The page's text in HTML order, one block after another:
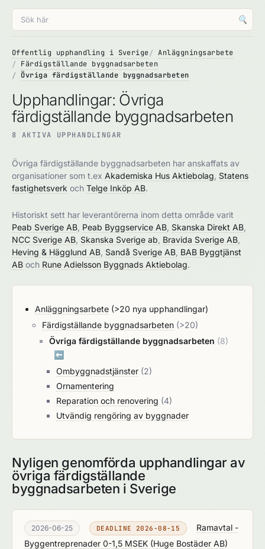
🔍
Offentlig upphandling i Sverige
Anläggningsarbete
Färdigställande byggnadsarbeten
Övriga färdigställande byggnadsarbeten
Upphandlingar: Övriga
färdigställande byggnadsarbeten
8 AKTIVA UPPHANDLINGAR
Övriga färdigställande byggnadsarbeten har anskaffats av
organisationer som t.ex Akademiska Hus Aktiebolag Statens
fastighetsverk och Telge Inköp AB.
Historiskt sett har leverantörerna inom detta område varit
Peab Sverige AB Peab Byggservice AB Skanska Direkt AB
NCC Sverige AB Skanska Sverige ab Bravida Sverige AB
Heving & Hägglund AB Sandå Sverige AB BAB Byggtjänst
AB och Rune Adielsson Byggnads Aktiebolag.
Anläggningsarbete (>20 nya upphandlingar)
Färdigställande byggnadsarbeten (>20)
Övriga färdigställande byggnadsarbeten (8)
⬅️
Ombyggnadstjänster (2)
Ornamentering
Reparation och renovering (4)
Utvändig rengöring av byggnader
Nyligen genomförda upphandlingar av
övriga färdigställande
byggnadsarbeten i Sverige
2026-06-25 DEADLINE 2026-08-15
Ramavtal -
Byggentreprenader 0-1,5 MSEK (Huge Bostäder AB)